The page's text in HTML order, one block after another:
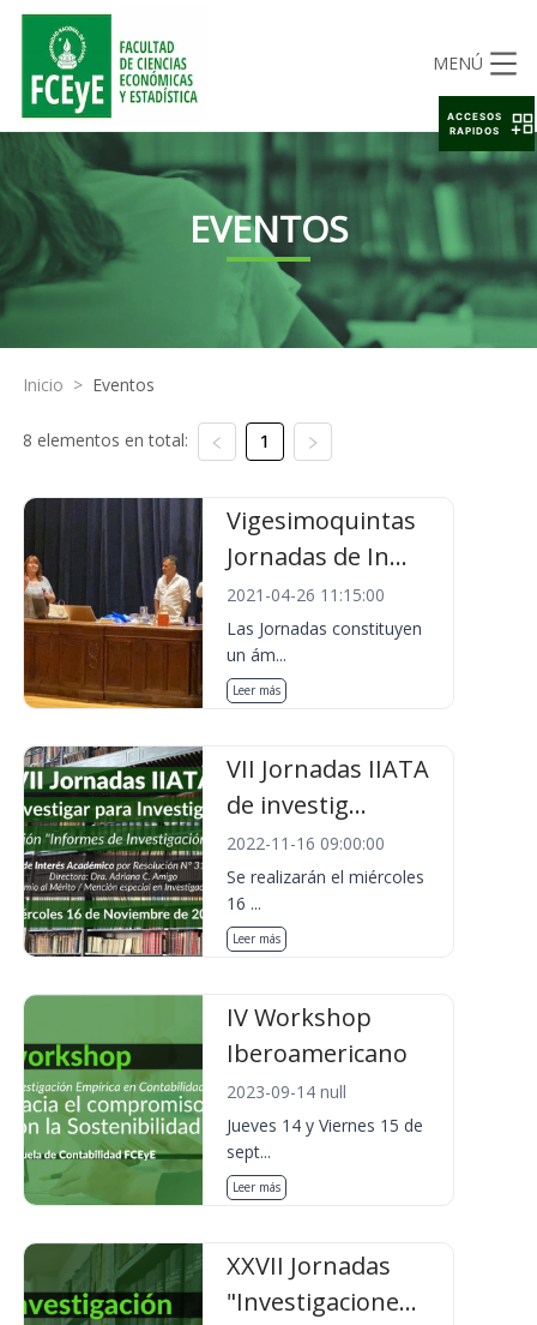
MENÚ
EVENTOS
Inicio > Eventos
8 elementos en total: 1
Vigesimoquintas
Jornadas de In...
2021-04-26 11:15:00
Las Jornadas constituyen
un ám...
Leer más
VII Jornadas IIATA
de investig...
2022-11-16 09:00:00
Se realizarán el miércoles
16 ...
Leer más
IV Workshop
Iberoamericano
2023-09-14 null
Jueves 14 y Viernes 15 de
sept...
Leer más
XXVII Jornadas
"Investigacione...
ACCESOS
RAPIDOS